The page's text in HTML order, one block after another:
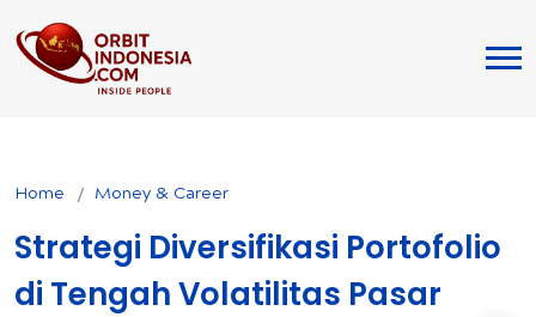
Home Money & Career
Strategi Diversifikasi Portofolio
di Tengah Volatilitas Pasar